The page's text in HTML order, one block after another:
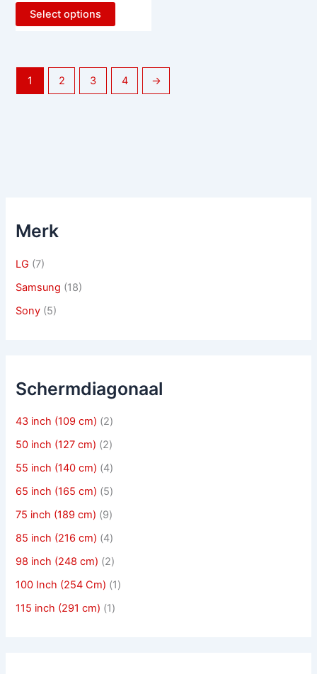
Select options
1 2 3 4 →
Merk
LG (7)
Samsung (18)
Sony (5)
Schermdiagonaal
43 inch (109 cm) (2)
50 inch (127 cm) (2)
55 inch (140 cm) (4)
65 inch (165 cm) (5)
75 inch (189 cm) (9)
85 inch (216 cm) (4)
98 inch (248 cm) (2)
100 Inch (254 Cm) (1)
115 inch (291 cm) (1)